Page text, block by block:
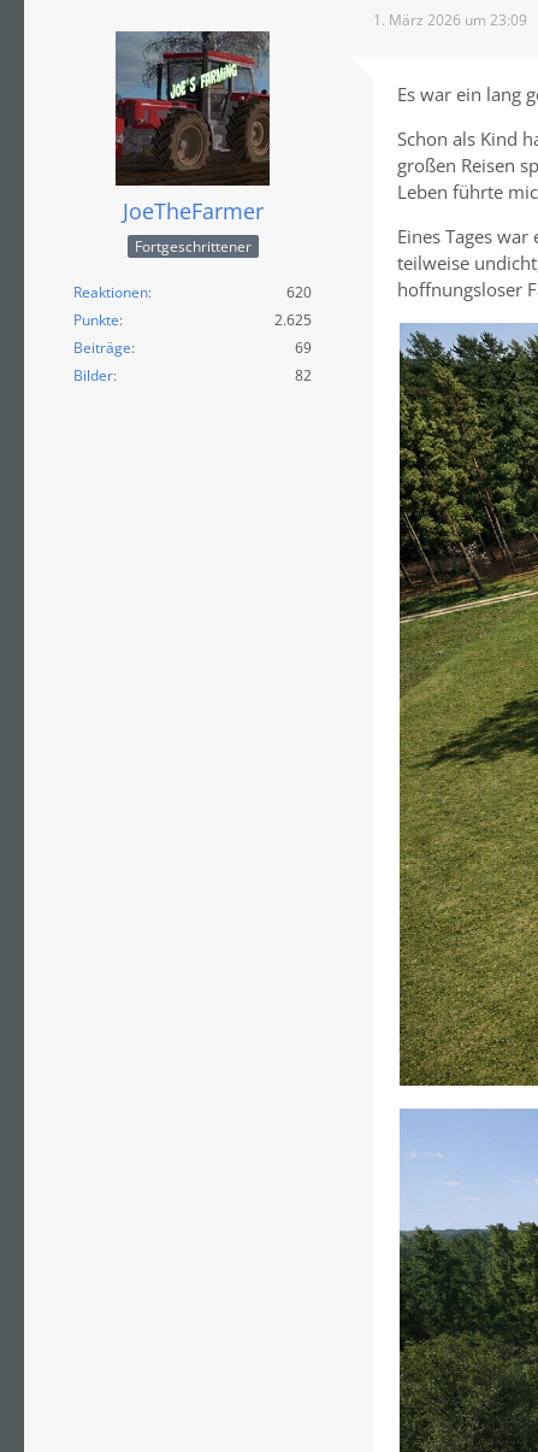
JoeTheFarmer
Fortgeschrittener
Reaktionen
620
Punkte
2.625
Beiträge
69
Bilder
82
1. März 2026 um 23:09
Es war ein lang
Schon als Kind
großen Reisen
Leben führte
Eines Tages
teilweise
hoffnungsloser